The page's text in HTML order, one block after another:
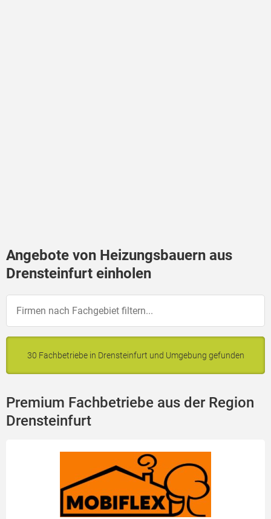
Angebote von Heizungsbauern aus
Drensteinfurt einholen
30 Fachbetriebe in Drensteinfurt und Umgebung gefunden
Premium Fachbetriebe aus der Region
Drensteinfurt